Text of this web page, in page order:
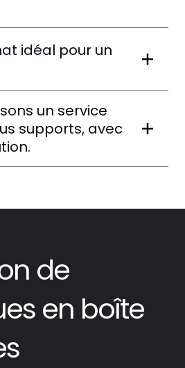
idéal pour un
un service
supports, avec
de
en boîte